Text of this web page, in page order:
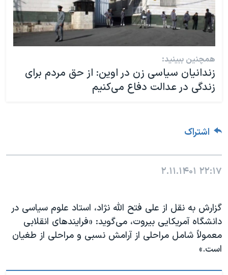
همچنین ببینید:
زندانیان سیاسی زن در اوین: از حق مردم برای
زندگی در عدالت دفاع می‌کنیم
اشتراک
۲۲:۱۷ ۲.۱۱.۱۴۰۱
گزارش به نقل از علی فتح الله نژاد، استاد علوم سیاسی در
دانشگاه آمریکایی بیروت، می‌گوید: «فرایندهای انقلابی
معمولاً شامل مراحلی از آرامش نسبی و مراحلی از طغیان
است.»